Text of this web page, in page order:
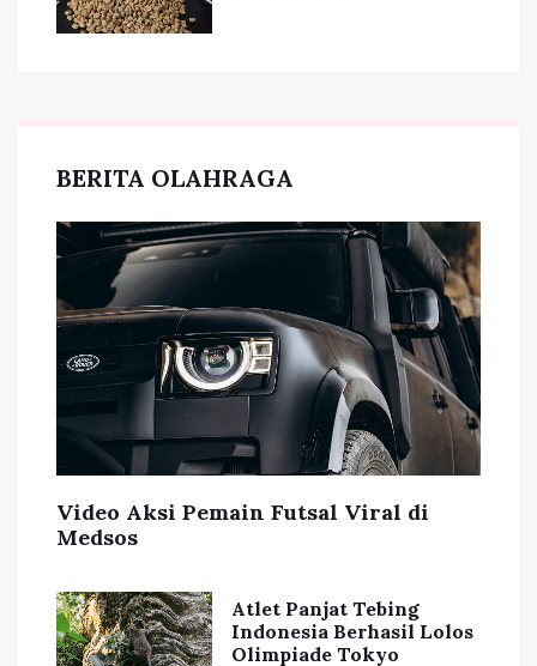
BERITA OLAHRAGA
Video Aksi Pemain Futsal Viral di
Medsos
Atlet Panjat Tebing
Indonesia Berhasil Lolos
Olimpiade Tokyo